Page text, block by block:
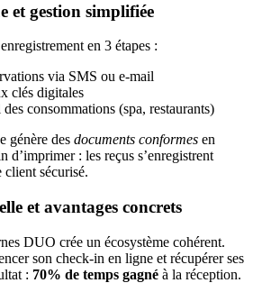
et gestion simplifiée
en 3 étapes :
via SMS ou e-mail
clés digitales
consommations (spa, restaurants)
génère des documents conformes en
d’imprimer : les reçus s’enregistrent
client sécurisé.
et avantages concrets
DUO crée un écosystème cohérent.
son check-in en ligne et récupérer ses
: 70% de temps gagné à la réception.